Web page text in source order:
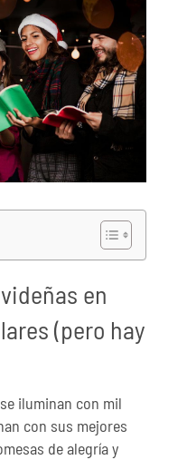
en
(pero hay
iluminan con mil
con sus mejores
de alegría y